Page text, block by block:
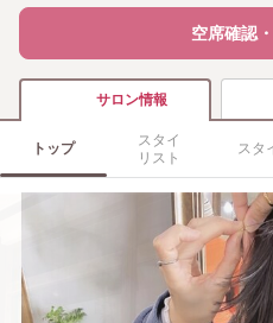
空席確認
サロン情報
トップ
スタイ
リスト
スタ